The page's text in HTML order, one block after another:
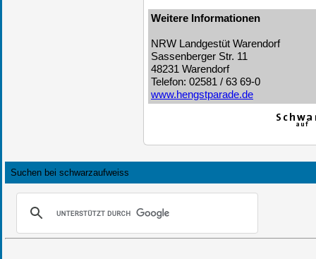
Weitere Informationen
NRW Landgestüt Warendorf
Sassenberger Str. 11
48231 Warendorf
Telefon: 02581 / 63 69-0
www.hengstparade.de
Suchen bei schwarzaufweiss